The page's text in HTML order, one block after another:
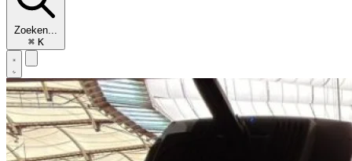
Zoeken...
⌘ K